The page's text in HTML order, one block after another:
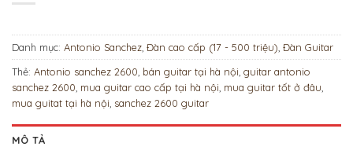
Danh mục: Antonio Sanchez Đàn cao cấp (17 - 500 triệu) Đàn Guitar
Thẻ: Antonio sanchez 2600 bán guitar tại hà nội guitar antonio
sanchez 2600 mua guitar cao cấp tại hà nội mua guitar tốt ở đâu
mua guitat tại hà nội sanchez 2600 guitar
MÔ TẢ